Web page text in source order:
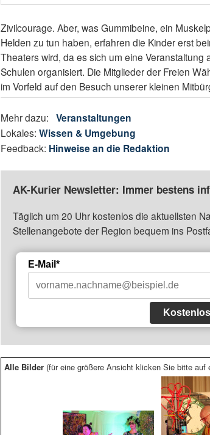
Zivilcourage. Aber, was Gummibeine, ein
Helden zu tun haben, erfahren die Kinder erst
Theaters wird, da es sich um eine
Schulen organisiert. Die Mitglieder der Freien
im Vorfeld auf den Besuch unserer kleinen
Mehr dazu:Veranstaltungen
Lokales:Wissen & Umgebung
Feedback: Hinweise an die Redaktion
AK-Kurier Newsletter: Immer bestens
Täglich um 20 Uhr kostenlos die aktuellsten
Stellenangebote der Region bequem ins
E-Mail*
Alle Bilder (für eine größere Ansicht klicken Sie bitte auf